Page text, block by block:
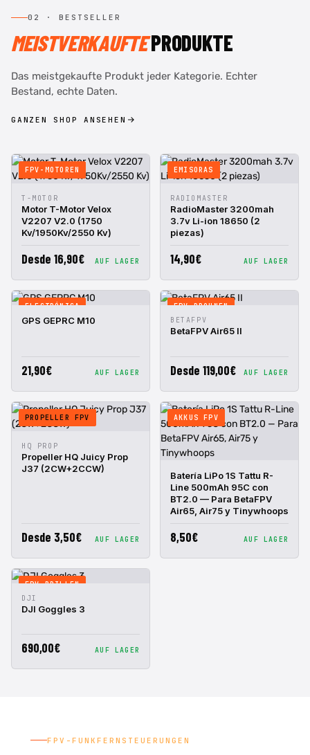
02 · BESTSELLER
MEISTVERKAUFTEPRODUKTE
Das meistgekaufte Produkt jeder Kategorie. Echter
Bestand, echte Daten.
GANZEN SHOP ANSEHEN
FPV-MOTOREN
SCHNELLANSICHT
WARENKORB
T-MOTOR
Motor T-Motor Velox
V2207 V2.0 (1750
Kv/1950Kv/2550 Kv)
Desde 16,90€ AUF LAGER
EMISORAS
SCHNELLANSICHT
WARENKORB
RADIOMASTER
RadioMaster 3200mah
3.7v Li-ion 18650 (2
piezas)
14,90€ AUF LAGER
ELECTRÓNICA
SCHNELLANSICHT
GPS GEPRC M10
21,90€ AUF LAGER
FPV-DROHNEN
SCHNELLANSICHT
BETAFPV
BetaFPV Air65 II
Desde 119,00€ AUF LAGER
PROPELLER FPV
SCHNELLANSICHT
WARENKORB
HQ PROP
Propeller HQ Juicy Prop
J37 (2CW+2CCW)
Desde 3,50€ AUF LAGER
AKKUS FPV
SCHNELLANSICHT
IN DEN
WARENKORB
Batería LiPo 1S Tattu R-
Line 500mAh 95C con
BT2.0 — Para BetaFPV
Air65, Air75 y Tinywhoops
8,50€ AUF LAGER
FPV-BRILLEN
SCHNELLANSICHT
DJI
DJI Goggles 3
690,00€ AUF LAGER
FPV-FUNKFERNSTEUERUNGEN